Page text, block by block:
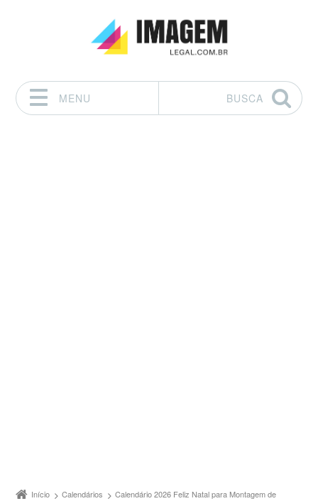
MENU
BUSCA
Início Calendários
Calendário 2026 Feliz Natal para Montagem de